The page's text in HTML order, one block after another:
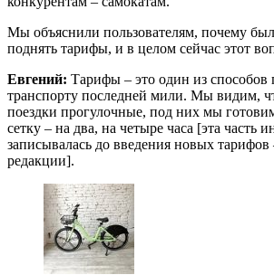
Мы объяснили пользователям, почему
поднять тарифы, и в целом сейчас этот
Евгений: Тарифы – это один из способов
транспорту последней мили. Мы видим,
поездки прогулочные, под них мы
сетку – на два, на четыре часа [эта часть
записывалась до введения новых
редакции].